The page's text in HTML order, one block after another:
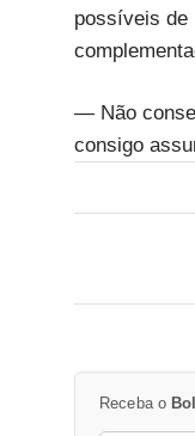
possíveis de
— Não
consigo
Receba o